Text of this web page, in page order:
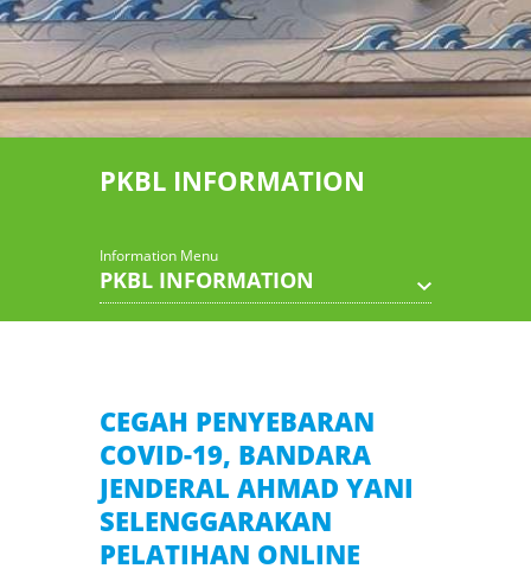
PKBL INFORMATION
Information Menu
PKBL INFORMATION
CEGAH PENYEBARAN
COVID-19, BANDARA
JENDERAL AHMAD YANI
SELENGGARAKAN
PELATIHAN ONLINE